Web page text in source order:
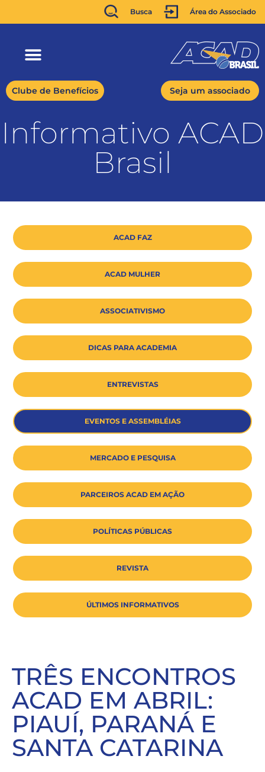
Busca Área do Associado
Clube de Benefícios Seja um associado
Informativo ACAD
Brasil
ACAD FAZ
ACAD MULHER
ASSOCIATIVISMO
DICAS PARA ACADEMIA
ENTREVISTAS
EVENTOS E ASSEMBLÉIAS
MERCADO E PESQUISA
PARCEIROS ACAD EM AÇÃO
POLÍTICAS PÚBLICAS
REVISTA
ÚLTIMOS INFORMATIVOS
TRÊS ENCONTROS
ACAD EM ABRIL:
PIAUÍ, PARANÁ E
SANTA CATARINA